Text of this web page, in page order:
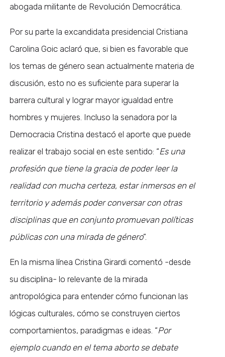
abogada militante de Revolución Democrática.
Por su parte la excandidata presidencial Cristiana
Carolina Goic aclaró que, si bien es favorable que
los temas de género sean actualmente materia de
discusión, esto no es suficiente para superar la
barrera cultural y lograr mayor igualdad entre
hombres y mujeres. Incluso la senadora por la
Democracia Cristina destacó el aporte que puede
realizar el trabajo social en este sentido: “Es una
profesión que tiene la gracia de poder leer la
realidad con mucha certeza, estar inmersos en el
territorio y además poder conversar con otras
disciplinas que en conjunto promuevan políticas
públicas con una mirada de género”.
En la misma línea Cristina Girardi comentó -desde
su disciplina- lo relevante de la mirada
antropológica para entender cómo funcionan las
lógicas culturales, cómo se construyen ciertos
comportamientos, paradigmas e ideas. “Por
ejemplo cuando en el tema aborto se debate